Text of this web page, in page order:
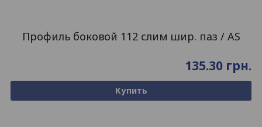
Профиль боковой 112 слим шир. паз / AS
135.30 грн.
Купить